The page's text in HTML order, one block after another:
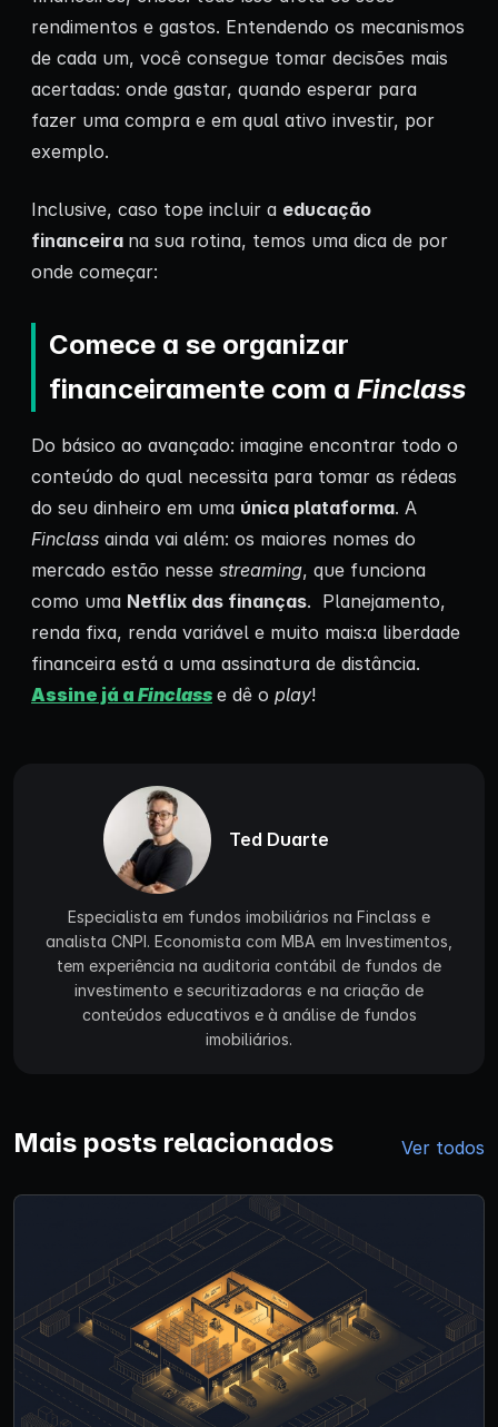
rendimentos e gastos. Entendendo os mecanismos
de cada um, você consegue tomar decisões mais
acertadas: onde gastar, quando esperar para
fazer uma compra e em qual ativo investir, por
exemplo.
Inclusive, caso tope incluir a educação
financeira na sua rotina, temos uma dica de por
onde começar:
Comece a se organizar
financeiramente com a Finclass
Do básico ao avançado: imagine encontrar todo o
conteúdo do qual necessita para tomar as rédeas
do seu dinheiro em uma única plataforma. A
Finclass ainda vai além: os maiores nomes do
mercado estão nesse streaming, que funciona
como uma Netflix das finanças. Planejamento,
renda fixa, renda variável e muito mais:a liberdade
financeira está a uma assinatura de distância.
Assine já a Finclass e dê o play!
Ted Duarte
Especialista em fundos imobiliários na Finclass e
analista CNPI. Economista com MBA em Investimentos,
tem experiência na auditoria contábil de fundos de
investimento e securitizadoras e na criação de
conteúdos educativos e à análise de fundos
imobiliários.
Mais posts relacionados Ver todos